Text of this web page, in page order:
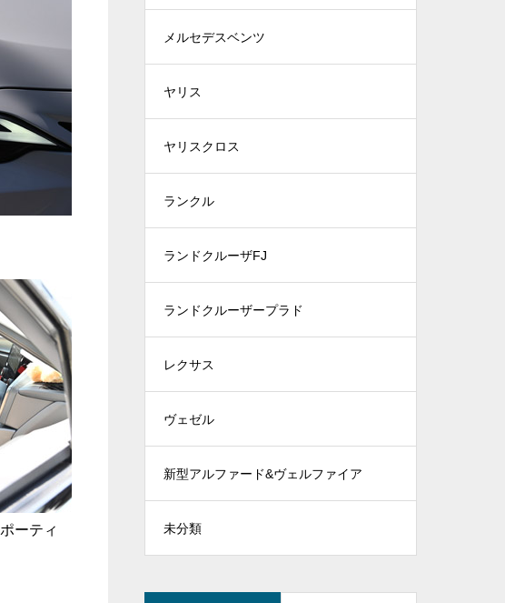
ーティ
メルセデスベンツ
ヤリス
ヤリスクロス
ランクル
ランドクルーザFJ
ランドクルーザープラド
レクサス
ヴェゼル
新型アルファード&ヴェルファイア
未分類